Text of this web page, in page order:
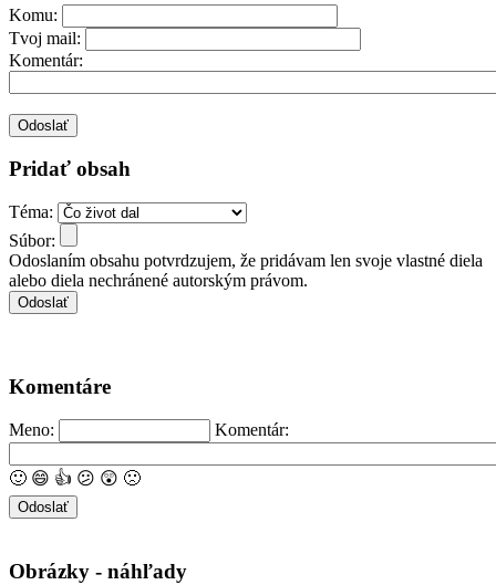
Komu:
Tvoj mail:
Komentár:
Pridať obsah
Téma:
Súbor:
Odoslaním obsahu potvrdzujem, že pridávam len svoje vlastné diela
alebo diela nechránené autorským právom.
Komentáre
Meno: Komentár:
🙂 😄 👍 😕 😲 🙁
Obrázky - náhľady